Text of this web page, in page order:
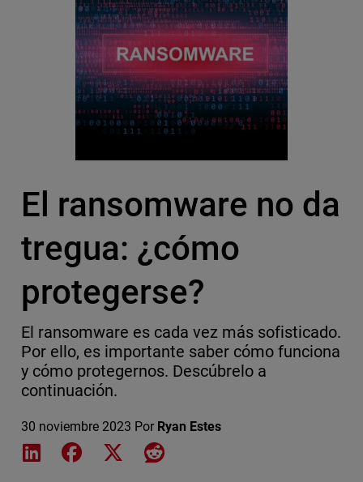
El ransomware no da
tregua: ¿cómo
protegerse?
El ransomware es cada vez más sofisticado.
Por ello, es importante saber cómo funciona
y cómo protegernos. Descúbrelo a
continuación.
30 noviembre 2023 Por Ryan Estes
Share on LinkedIn
Share on Facebook
Share on XShare on Reddit